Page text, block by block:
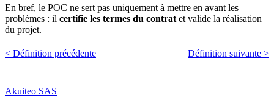
En bref, le POC ne sert pas uniquement à mettre en avant les
problèmes : il certifie les termes du contrat et valide la réalisation
du projet.
< Définition précédente Définition suivante >
Akuiteo SAS